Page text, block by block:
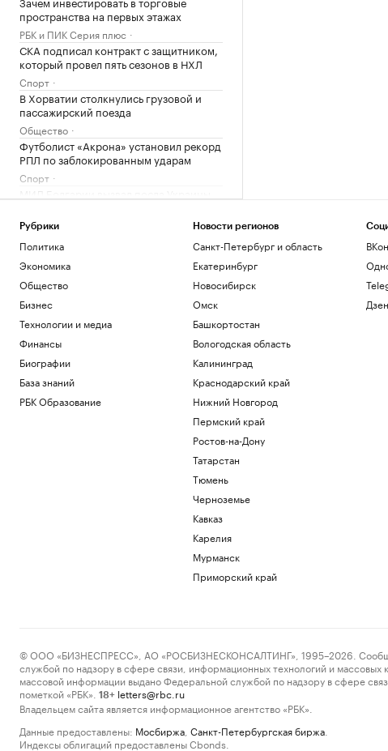
пространства на первых этажах
РБК и ПИК Серия плюс
СКА подписал контракт с защитником,
который провел пять сезонов в НХЛ
Спорт
В Хорватии столкнулись грузовой и
пассажирский поезда
Общество
Футболист «Акрона» установил рекорд
РПЛ по заблокированным ударам
Спорт
Политика
Рубрики
Политика
Экономика
Общество
Бизнес
Технологии и медиа
Финансы
Биографии
База знаний
РБК Образование
Новости регионов
Санкт-Петербург и область
Екатеринбург
Новосибирск
Омск
Башкортостан
Вологодская область
Калининград
Краснодарский край
Нижний Новгород
Пермский край
Ростов-на-Дону
Татарстан
Тюмень
Черноземье
Кавказ
Карелия
Мурманск
Приморский край
Дзен
© ООО «БИЗНЕСПРЕСС», АО «РОСБИЗНЕСКОНСАЛТИНГ», 1995–2026.
службой по надзору в сфере связи, информационных технологий и
массовой информации выдано Федеральной службой по надзору в сфере
пометкой «РБК».
18+ letters@rbc.ru
Владельцем сайта является информационное агентство «РБК».
Данные предоставлены: Мосбиржа Санкт-Петербургская биржа
Индексы облигаций предоставлены Cbonds.